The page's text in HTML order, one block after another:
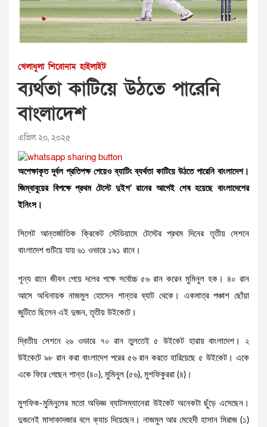
খেলাধুলা শিরোনাম হাইলাইট
ব্যর্থতা কাটিয়ে উঠতে পারেনি
বাংলাদেশ
এপ্রিল ২০, ২০২৫
অপেক্ষাকৃত দূর্বল প্রতিপক্ষ পেয়েও ব্যাটিং ব্যর্থতা কাটিয়ে উঠতে পারেনি বাংলাদেশ।
জিম্বাবুয়ের বিপক্ষে প্রথম টেস্টে দুইশ’ রানের আগেই শেষ হয়েছে বাংলাদেশের
ইনিংস।
সিলেট আন্তর্জাতিক ক্রিকেট স্টেডিয়ামে টেস্টের প্রথম দিনের তৃতীয় সেশনে
বাংলাদেশ গুটিয়ে যায় ৬১ ওভারে ১৯১ রানে।
শূন্য রানে জীবন পেয়ে দলের পক্ষে সর্বোচ্চ ৫৬ রান করেন মুমিনুল হক। ৪০ রান
আসে অধিনায়ক নাজমুল হোসেন শান্তর ব্যাট থেকে। একমাত্র পঞ্চাশ ছোঁয়া
জুটিতে ছিলেন এই দুজন, তৃতীয় উইকেটে।
দ্বিতীয় সেশনে ২৬ ওভারে ৭০ রান তুলতেই ৫ উইকেট হারায় বাংলাদেশ। ২
উইকেটে ৯৮ রান করা বাংলাদেশ পরের ৫৬ রান করতে হারিয়েছে ৫ উইকেট। একে
একে ফিরে গেছেন শান্ত (৪০), মুমিনুল (৫৬), মুশফিকুররা (৪)।
মুশফিক-মুমিনুলের মতো অভিজ্ঞ ব্যাটসম্যানেরা উইকেট অনেকটা ছুঁড়ে এসেছেন।
দুজনেই মাসাকাদজার বলে ক্যাচ দিয়েছেন। নাজমুল আর মেহেদী হাসান মিরাজ (১)